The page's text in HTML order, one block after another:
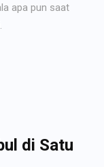
apa pun saat
di Satu